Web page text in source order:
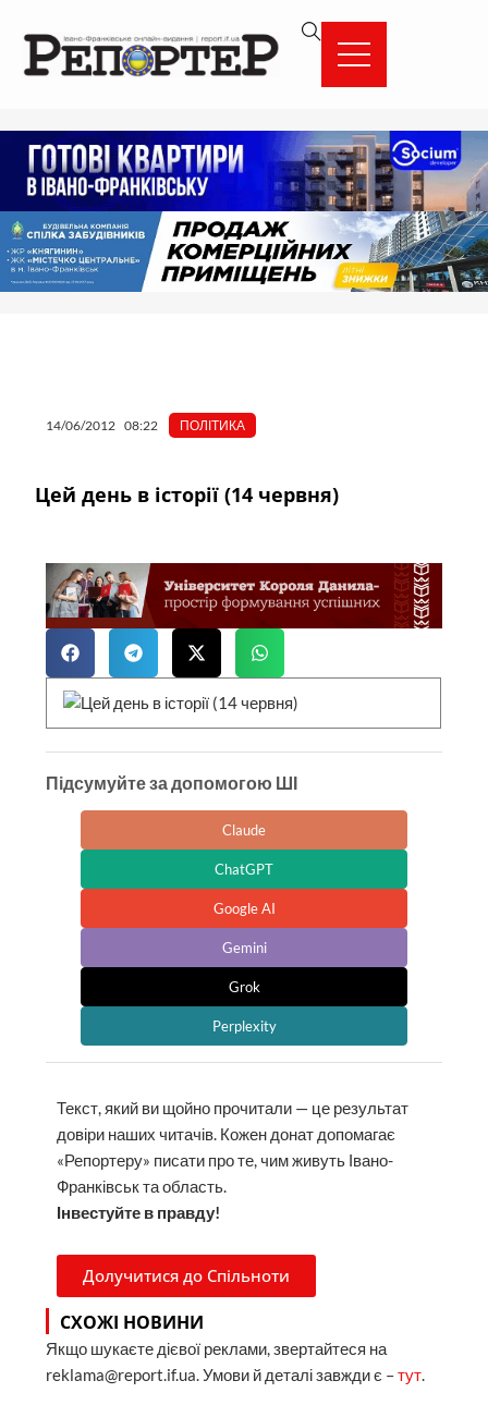
вмісту
14/06/2012 08:22 ПОЛІТИКА
Цей день в історії (14 червня)
Підсумуйте за допомогою ШІ
Claude
ChatGPT
Google AI
Gemini
Grok
Perplexity
Текст, який ви щойно прочитали — це результат
довіри наших читачів. Кожен донат допомагає
«Репортеру» писати про те, чим живуть Івано-
Франківськ та область.
Інвестуйте в правду!
Долучитися до Спільноти
СХОЖІ НОВИНИ
Якщо шукаєте дієвої реклами, звертайтеся на
reklama@report.if.ua. Умови й деталі завжди є –тут.